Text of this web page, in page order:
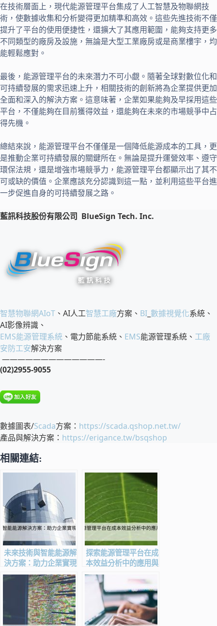
在技術層面上，現代能源管理平台集成了人工智慧及物聯網技
術，使數據收集和分析變得更加精準和高效。這些先進技術不僅
提升了平台的使用便捷性，還擴大了其應用範圍，能夠支持更多
不同類型的廠房及設施，無論是大型工業廠房或是商業樓宇，均
能輕鬆應對。
最後，能源管理平台的未來潛力不可小覷。隨著全球對數位化和
可持續發展的需求迅速上升，相關技術的創新將為企業提供更加
全面和深入的解決方案。這意味著，企業如果能夠及早採用這些
平台，不僅能夠在目前獲得效益，還能夠在未來的市場競爭中占
得先機。
總結來說，能源管理平台不僅僅是一個降低能源成本的工具，更
是推動企業可持續發展的關鍵所在。無論是提升運營效率、遵守
環保法規，還是增強市場競爭力，能源管理平台都顯示出了其不
可或缺的價值。企業應該充分認識到這一點，並利用這些平台進
一步促進自身的可持續發展之路。
藍訊科技股份有限公司 BlueSign Tech. Inc.
智慧物聯網AIoT 、AI人工智慧工廠方案、 BI 數據視覺化系統、
AI影像辨識、
EMS能源管理系統 、電力節能系統、 EMS能源管理系統、 工廠
安防工安解決方案
—————————————-
(02)2955-9055
數據圖表/Scada方案： https://scada.qshop.net.tw/
產品與解決方案： https://erigance.tw/bsqshop
相關連結:
未來技術與智能能源解
決方案：助力企業實現
可持續發展
探索能源管理平台在成
本效益分析中的應用與
優勢